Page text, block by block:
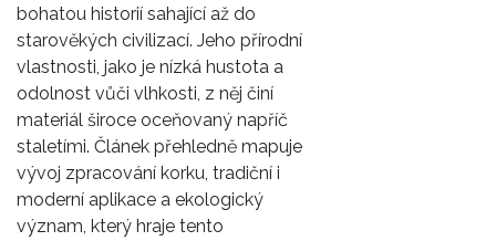
bohatou historií sahající až do
starověkých civilizací. Jeho přírodní
vlastnosti, jako je nízká hustota a
odolnost vůči vlhkosti, z něj činí
materiál široce oceňovaný napříč
staletími. Článek přehledně mapuje
vývoj zpracování korku, tradiční i
moderní aplikace a ekologický
význam, který hraje tento